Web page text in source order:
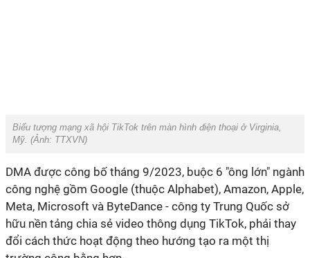
Biểu tượng mạng xã hội TikTok trên màn hình điện thoại ở Virginia,
Mỹ. (Ảnh: TTXVN)
DMA được công bố tháng 9/2023, buộc 6 "ông lớn" ngành
công nghệ gồm Google (thuộc Alphabet), Amazon, Apple,
Meta, Microsoft và ByteDance - công ty Trung Quốc sở
hữu nền tảng chia sẻ video thông dụng TikTok, phải thay
đổi cách thức hoạt động theo hướng tạo ra một thị